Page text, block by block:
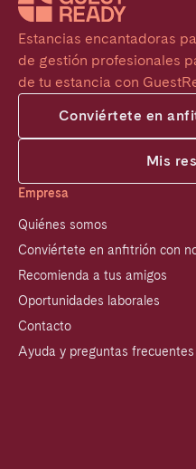
Estancias encantadoras
de gestión profesionales
de tu estancia con
Conviértete en
Mis
Empresa
Quiénes somos
Conviértete en anfitrión con
Recomienda a tus amigos
Oportunidades laborales
Contacto
Ayuda y preguntas frecuentes